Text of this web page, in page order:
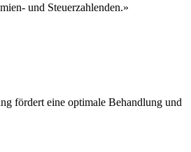
und Steuerzahlenden.»
fördert eine optimale Behandlung und